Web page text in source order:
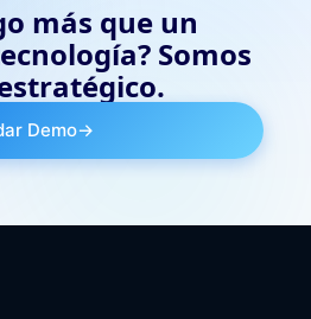
más que un
Somos
Demo→